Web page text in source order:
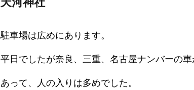
駐車場は広めにあります。
平日でしたが奈良、三重、名古屋ナンバーの車
あって、人の入りは多めでした。